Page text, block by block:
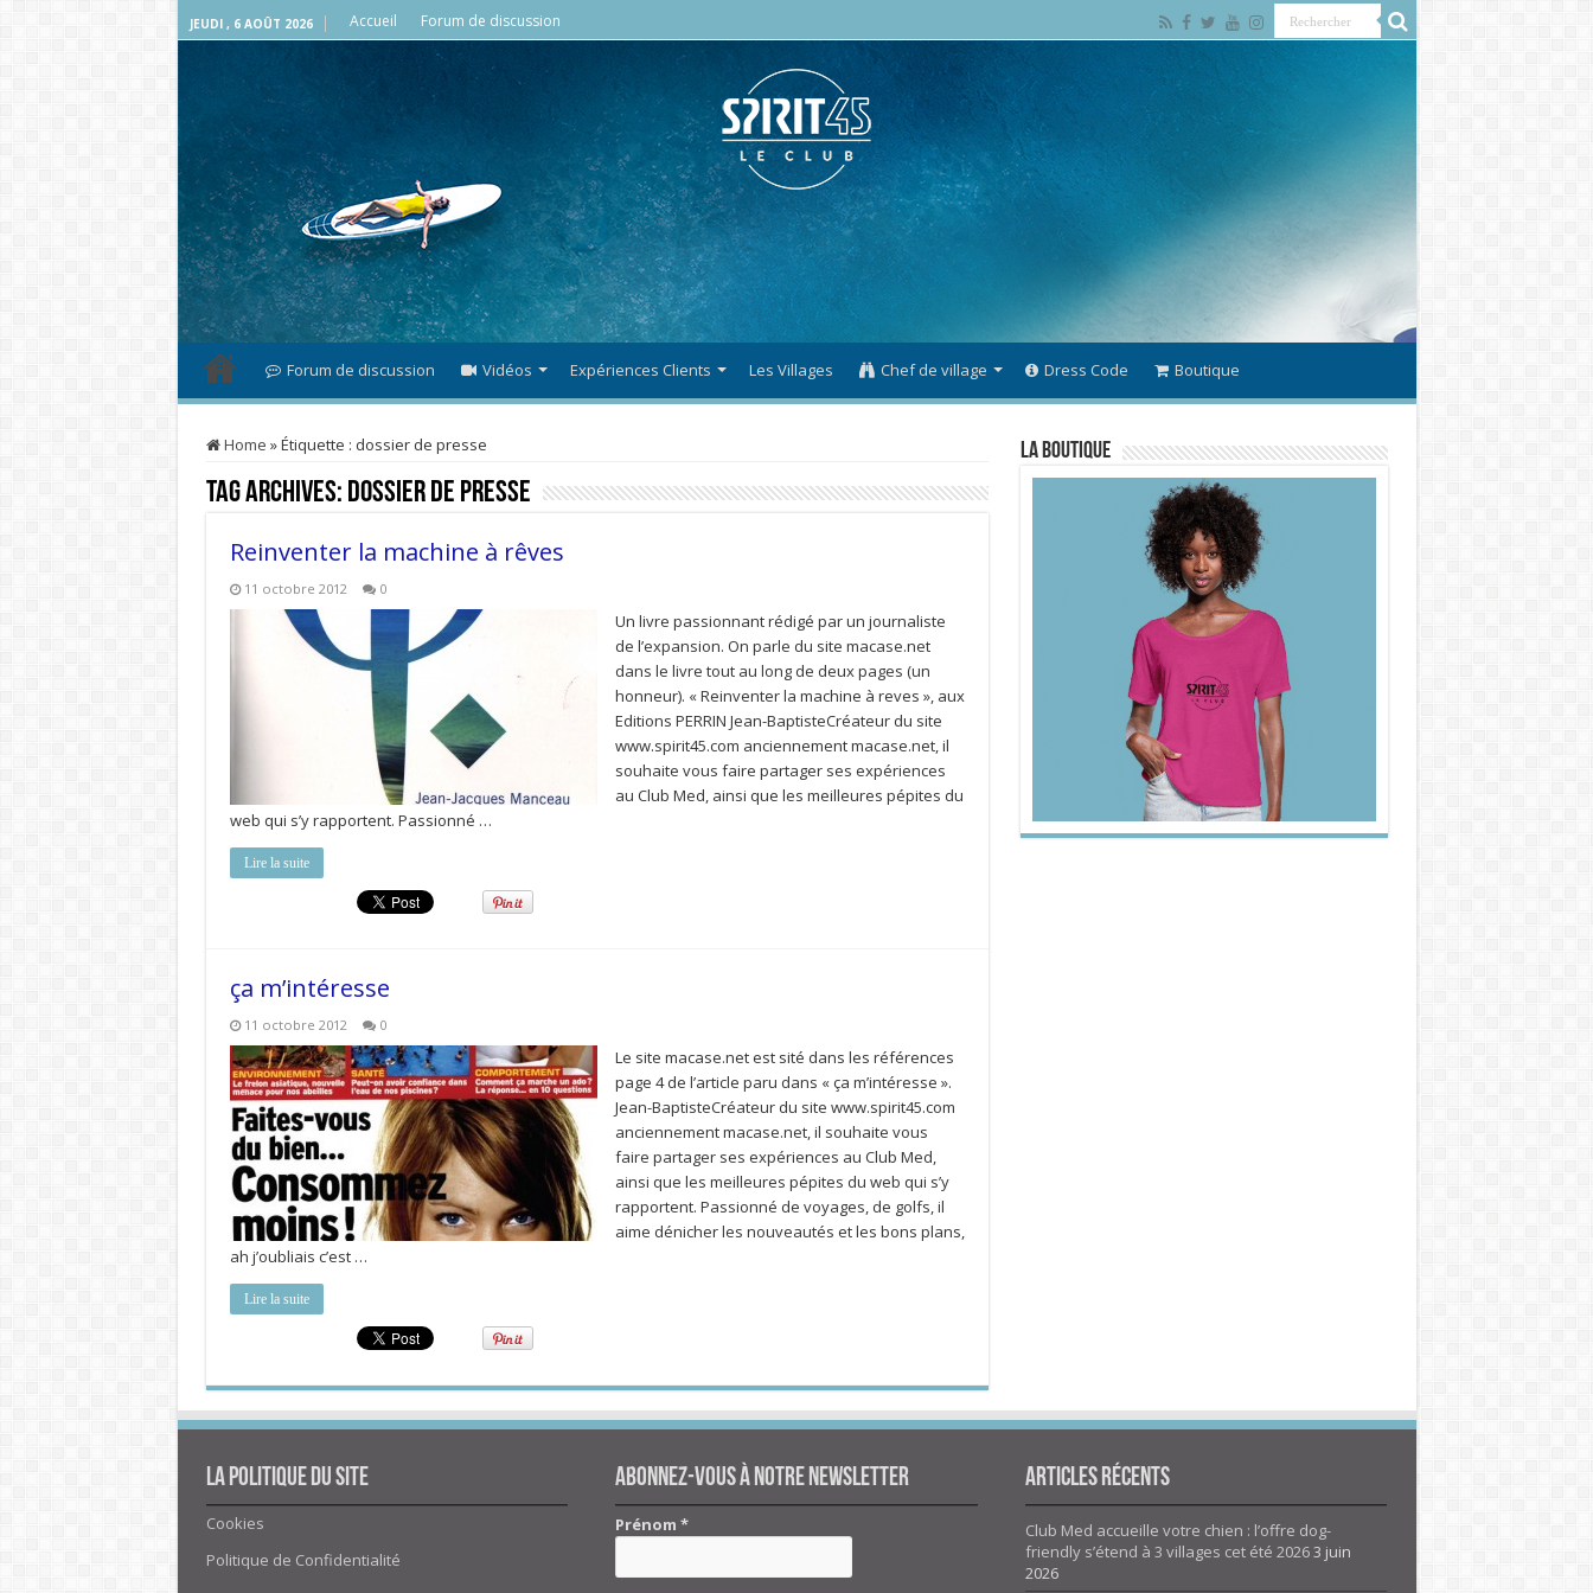
JEUDI , 6 AOÛT 2026 Accueil Forum de discussion
Forum de discussion Vidéos Expériences Clients Les Villages Chef de village Dress Code Boutique
Home »Étiquette : dossier de presse
Tag Archives: dossier de presse
Reinventer la machine à rêves
11 octobre 2012 0
Un livre passionnant rédigé par un journaliste
de l’expansion. On parle du site macase.net
dans le livre tout au long de deux pages (un
honneur). « Reinventer la machine à reves », aux
Editions PERRIN Jean-BaptisteCréateur du site
www.spirit45.com anciennement macase.net, il
souhaite vous faire partager ses expériences
au Club Med, ainsi que les meilleures pépites du
web qui s’y rapportent. Passionné …
Lire la suite
ça m’intéresse
11 octobre 2012 0
Le site macase.net est sité dans les références
page 4 de l’article paru dans « ça m’intéresse ».
Jean-BaptisteCréateur du site www.spirit45.com
anciennement macase.net, il souhaite vous
faire partager ses expériences au Club Med,
ainsi que les meilleures pépites du web qui s’y
rapportent. Passionné de voyages, de golfs, il
aime dénicher les nouveautés et les bons plans,
ah j’oubliais c’est …
Lire la suite
La Boutique
La politique du site
Cookies
Politique de Confidentialité
Abonnez-vous à notre newsletter
Prénom*
Articles Récents
Club Med accueille votre chien : l’offre dog-
friendly s’étend à 3 villages cet été 20263 juin
2026